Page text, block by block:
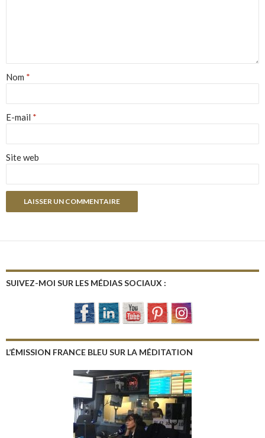
Nom *
E-mail *
Site web
SUIVEZ-MOI SUR LES MÉDIAS SOCIAUX :
L’ÉMISSION FRANCE BLEU SUR LA MÉDITATION